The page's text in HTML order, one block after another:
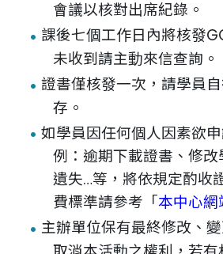
會議以核對出席紀錄。
課後七個工作日內將核發
未收到請主動來信查詢。
證書僅核發一次，請學員
存。
如學員因任何個人因素欲申
例：逾期下載證書、修
遺失…等，將依規定酌收
費標準請參考「本中心
主辦單位保有最終修改、